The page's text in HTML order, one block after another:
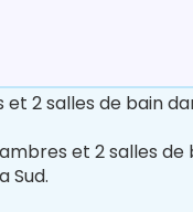
2 salles de bain
et 2 salles de
Sud.